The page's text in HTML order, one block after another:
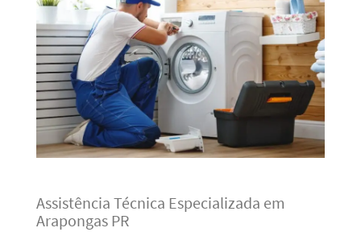
Assistência Técnica Especializada em
Arapongas PR